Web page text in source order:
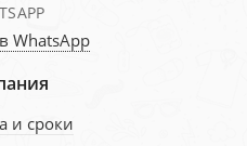
WhatsApp
и сроки